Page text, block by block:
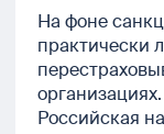
На фоне
практически
Российская